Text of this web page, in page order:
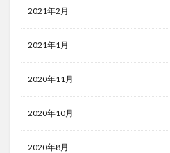
2021年2月
2021年1月
2020年11月
2020年10月
2020年8月